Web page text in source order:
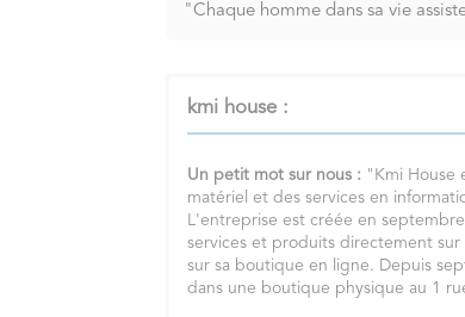
"Chaque homme dans sa vie
kmi house :
Un petit mot sur nous : "Kmi House
matériel et des services en
L'entreprise est créée en
services et produits directement sur
sur sa boutique en ligne. Depuis
dans une boutique physique au 1